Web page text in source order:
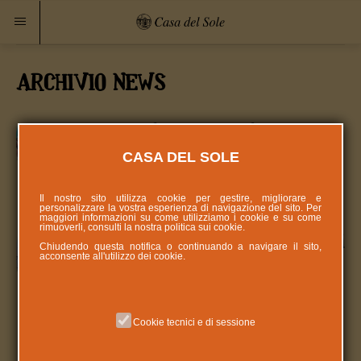
ARCHIVIO NEWS
IL GRAZIE DI CASA DEL SOLE AD IRON
un gesto di solidarietà al bu...
Parole in Circolo N8 - il giornalino del
CDD Doralice Curtatone
Doralice di Cas...
CASA DEL SOLE
Il nostro sito utilizza cookie per gestire, migliorare e
personalizzare la vostra esperienza di navigazione del sito. Per
maggiori informazioni su come utilizziamo i cookie e su come
rimuoverli, consulti la nostra politica suicookie.
Chiudendo questa notifica o continuando a navigare il sito,
acconsente all'utilizzo dei cookie.
Cookie tecnici e di sessione